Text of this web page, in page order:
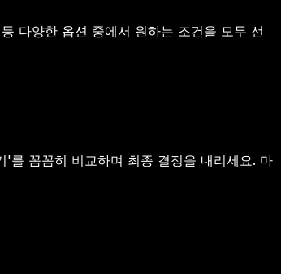
다양한 옵션 중에서 원하는 조건을 모두 선
를 꼼꼼히 비교하며 최종 결정을 내리세요. 마